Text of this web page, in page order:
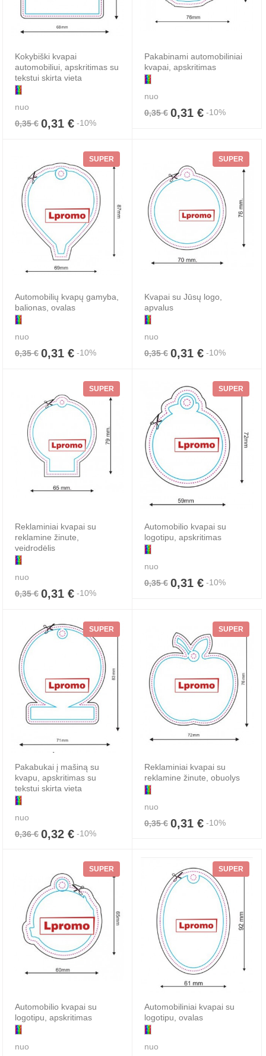
Kokybiški kvapai
automobiliui, apskritimas su
tekstui skirta vieta
nuo
0,35 € 0,31 € -10%
Pakabinami automobiliniai
kvapai, apskritimas
nuo
0,35 € 0,31 € -10%
SUPER
Automobilių kvapų gamyba,
balionas, ovalas
nuo
0,35 € 0,31 € -10%
SUPER
Kvapai su Jūsų logo,
apvalus
nuo
0,35 € 0,31 € -10%
SUPER
Reklaminiai kvapai su
reklamine žinute,
veidrodėlis
nuo
0,35 € 0,31 € -10%
SUPER
Automobilio kvapai su
logotipu, apskritimas
nuo
0,35 € 0,31 € -10%
SUPER
Pakabukai į mašiną su
kvapu, apskritimas su
tekstui skirta vieta
nuo
0,36 € 0,32 € -10%
SUPER
Reklaminiai kvapai su
reklamine žinute, obuolys
nuo
0,35 € 0,31 € -10%
SUPER
Automobilio kvapai su
logotipu, apskritimas
nuo
SUPER
Automobiliniai kvapai su
logotipu, ovalas
nuo